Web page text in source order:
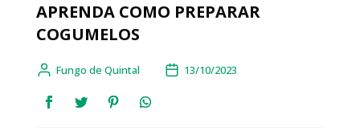
APRENDA COMO PREPARAR
COGUMELOS
Fungo de Quintal 13/10/2023